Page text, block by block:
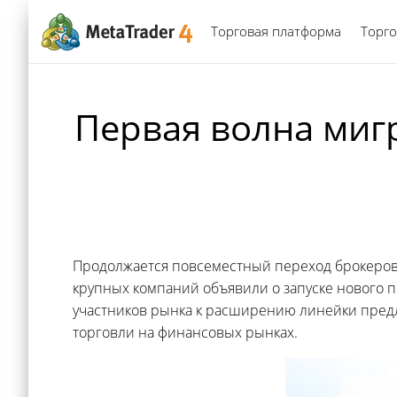
Торговая платформа
Первая волна
Продолжается повсеместный переход
крупных компаний объявили о запуске нового
участников рынка к расширению линейки
торговли на финансовых рынках.